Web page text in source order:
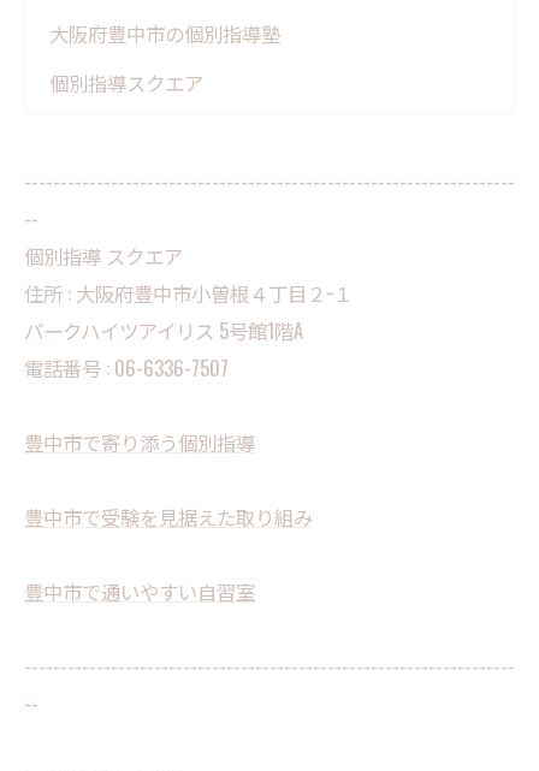
大阪府豊中市の個別指導塾
個別指導スクエア
--------------------------------------------------------------------
--
個別指導 スクエア
住所 : 大阪府豊中市小曽根４丁目２−１
パークハイツアイリス 5号館1階A
電話番号 : 06-6336-7507
豊中市で寄り添う個別指導
豊中市で受験を見据えた取り組み
豊中市で通いやすい自習室
--------------------------------------------------------------------
--